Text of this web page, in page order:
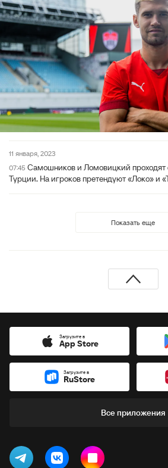
11 января, 2023
07:45 Самошников и Ломовицкий проходят
Турции. На игроков претендуют «Локо» и
Показать еще
Загрузите в
App Store
Загрузите в
RuStore
Все приложения